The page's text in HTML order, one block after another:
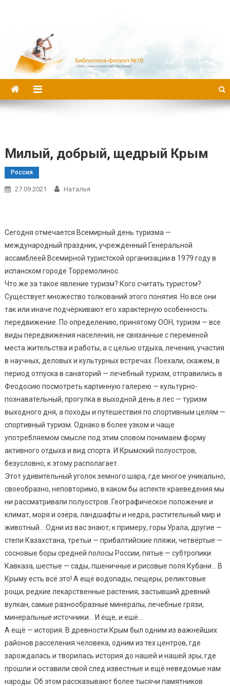
Милый, добрый, щедрый Крым
Россия
27.09.2021 Наталья
Сегодня отмечается Всемирный день туризма —
международный праздник, учрежденный Генеральной
ассамблеей Всемирной туристской организации в 1979 году в
испанском городе Торремолинос.
Что же за такое явление туризм? Кого считать туристом?
Существует множество толкований этого понятия. Но все они
так или иначе подчёркивают его характерную особенность:
передвижение. По определению, принятому ООН, туризм — все
виды передвижения населения, не связанные с переменой
места жительства и работы, а с целью отдыха, лечения, участия
в научных, деловых и культурных встречах. Поехали, скажем, в
период отпуска в санаторий — лечебный туризм, отправились в
Феодосию посмотреть картинную галерею — культурно-
познавательный, прогулка в выходной день в лес — туризм
выходного дня, а походы и путешествия по спортивным целям —
спортивный туризм. Однако в более узком и чаще
употребляемом смысле под этим словом понимаем форму
активного отдыха и вид спорта. И Крымский полуостров,
безусловно, к этому располагает.
Этот удивительный уголок земного шара, где многое уникально,
своеобразно, неповторимо, в каком бы аспекте краеведения мы
ни рассматривали полуостров. Географическое положение и
климат, моря и озёра, ландшафты и недра, растительный мир и
животный… Одни из вас знают, к примеру, горы Урала, другие —
степи Казахстана, третьи — прибалтийские пляжи, четвёртые —
сосновые боры средней полосы России, пятые — субтропики
Кавказа, шестые — сады, пшеничные и рисовые поля Кубани… В
Крыму есть всё это! А ещё водопады, пещеры, реликтовые
рощи, редкие лекарственные растения, застывший древний
вулкан, самые разнообразные минералы, лечебные грязи,
минеральные источники… И ёще, и ешё…
А ещё — история. В древности Крым был одним из важнейших
районов расселения человека, одним из тех центров, где
зарождалась и творилась история до нашей и нашей эры, где
прошли и оставили свой след известные и ещё неведомые нам
народы. Об этом рассказывают более тысячи памятников